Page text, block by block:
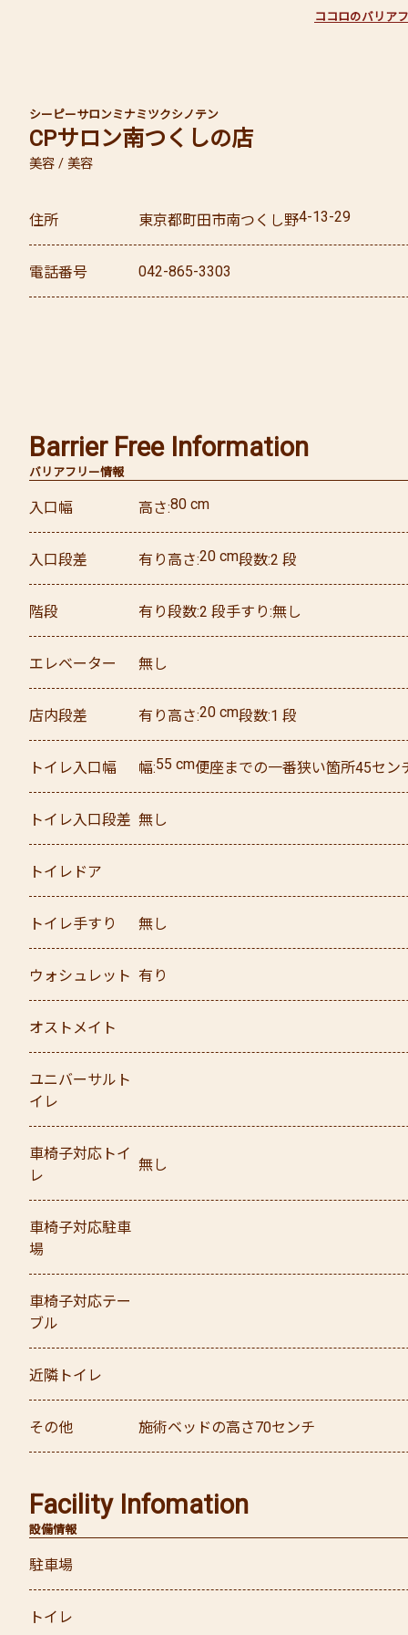
ココロのバリア
CPサロン南つくしの店
シーピーサロンミナミツクシノテン
美容 / 美容
住所 東京都町田市南つくし野4-13-29
電話番号 042-865-3303
バリアフリー情報
Barrier Free Information
入口幅 高さ 80 cm
入口段差 有り高さ 20 cm段数2 段
階段 有り段数2 段手すり 無し
エレベーター 無し
店内段差 有り高さ 20 cm段数 1 段
トイレ入口幅 幅 55 cm便座までの一番狭い箇所45セン
トイレ入口段差 無し
トイレドア
トイレ手すり 無し
ウォシュレット 有り
オストメイト
ユニバーサルト
イレ
車椅子対応トイ
レ
無し
車椅子対応駐車
場
車椅子対応テー
ブル
近隣トイレ
その他 施術ベッドの高さ70センチ
設備情報
Facility Infomation
駐車場
トイレ